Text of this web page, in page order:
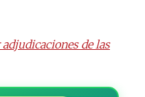
de las